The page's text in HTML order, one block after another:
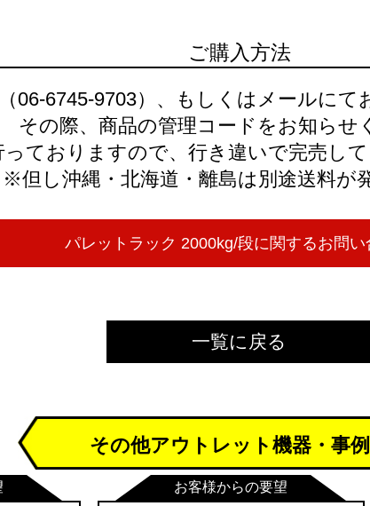
ご購入方法
06-6745-9703）、もしくはメールにて
その際、商品の管理コードをお知らせ
ておりますので、行き違いで完売し
※但し沖縄・北海道・離島は別途送料が
一覧に戻る
その他アウトレット機器・事
お客様からの要望